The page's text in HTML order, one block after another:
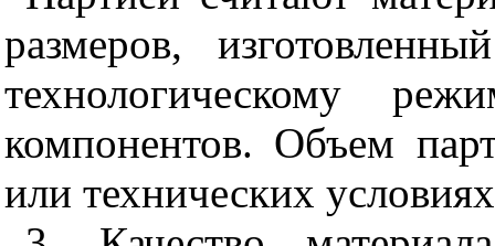
размеров,
технологическому
компонентов. Объем
или технических